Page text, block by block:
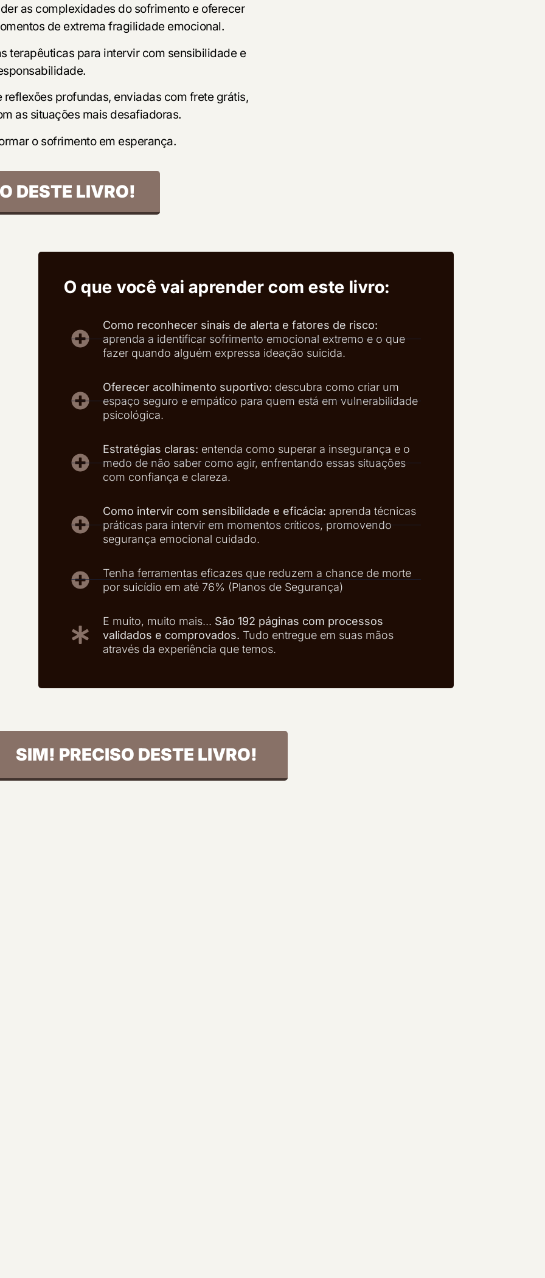
as complexidades do sofrimento e oferecer
de extrema fragilidade emocional.
terapêuticas para intervir com sensibilidade e
profundas, enviadas com frete grátis,
as situações mais desafiadoras.
o sofrimento em esperança.
DESTE LIVRO!
O que você vai aprender com este livro:
Como reconhecer sinais de alerta e fatores de risco:
aprenda a identificar sofrimento emocional extremo e o que
fazer quando alguém expressa ideação suicida.
Oferecer acolhimento suportivo: descubra como criar um
espaço seguro e empático para quem está em vulnerabilidade
psicológica.
Estratégias claras: entenda como superar a insegurança e o
medo de não saber como agir, enfrentando essas situações
com confiança e clareza.
Como intervir com sensibilidade e eficácia: aprenda técnicas
práticas para intervir em momentos críticos, promovendo
segurança emocional cuidado.
Tenha ferramentas eficazes que reduzem a chance de morte
por suicídio em até 76% (Planos de Segurança)
E muito, muito mais... São 192 páginas com processos
validados e comprovados. Tudo entregue em suas mãos
através da experiência que temos.
SIM! PRECISO DESTE LIVRO!